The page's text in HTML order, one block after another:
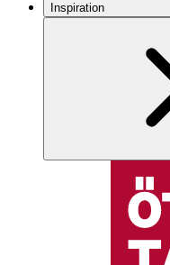
Inspiration